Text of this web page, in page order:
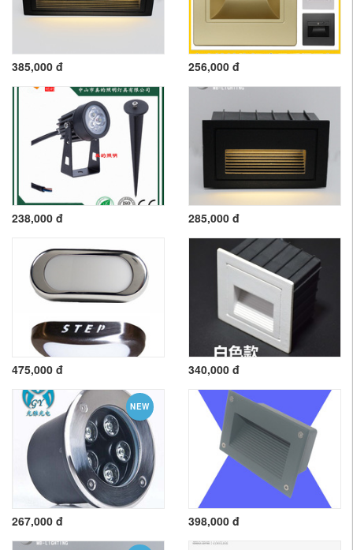
385,000 đ 256,000 đ
238,000 đ 285,000 đ
475,000 đ 340,000 đ
NEW
267,000 đ 398,000 đ